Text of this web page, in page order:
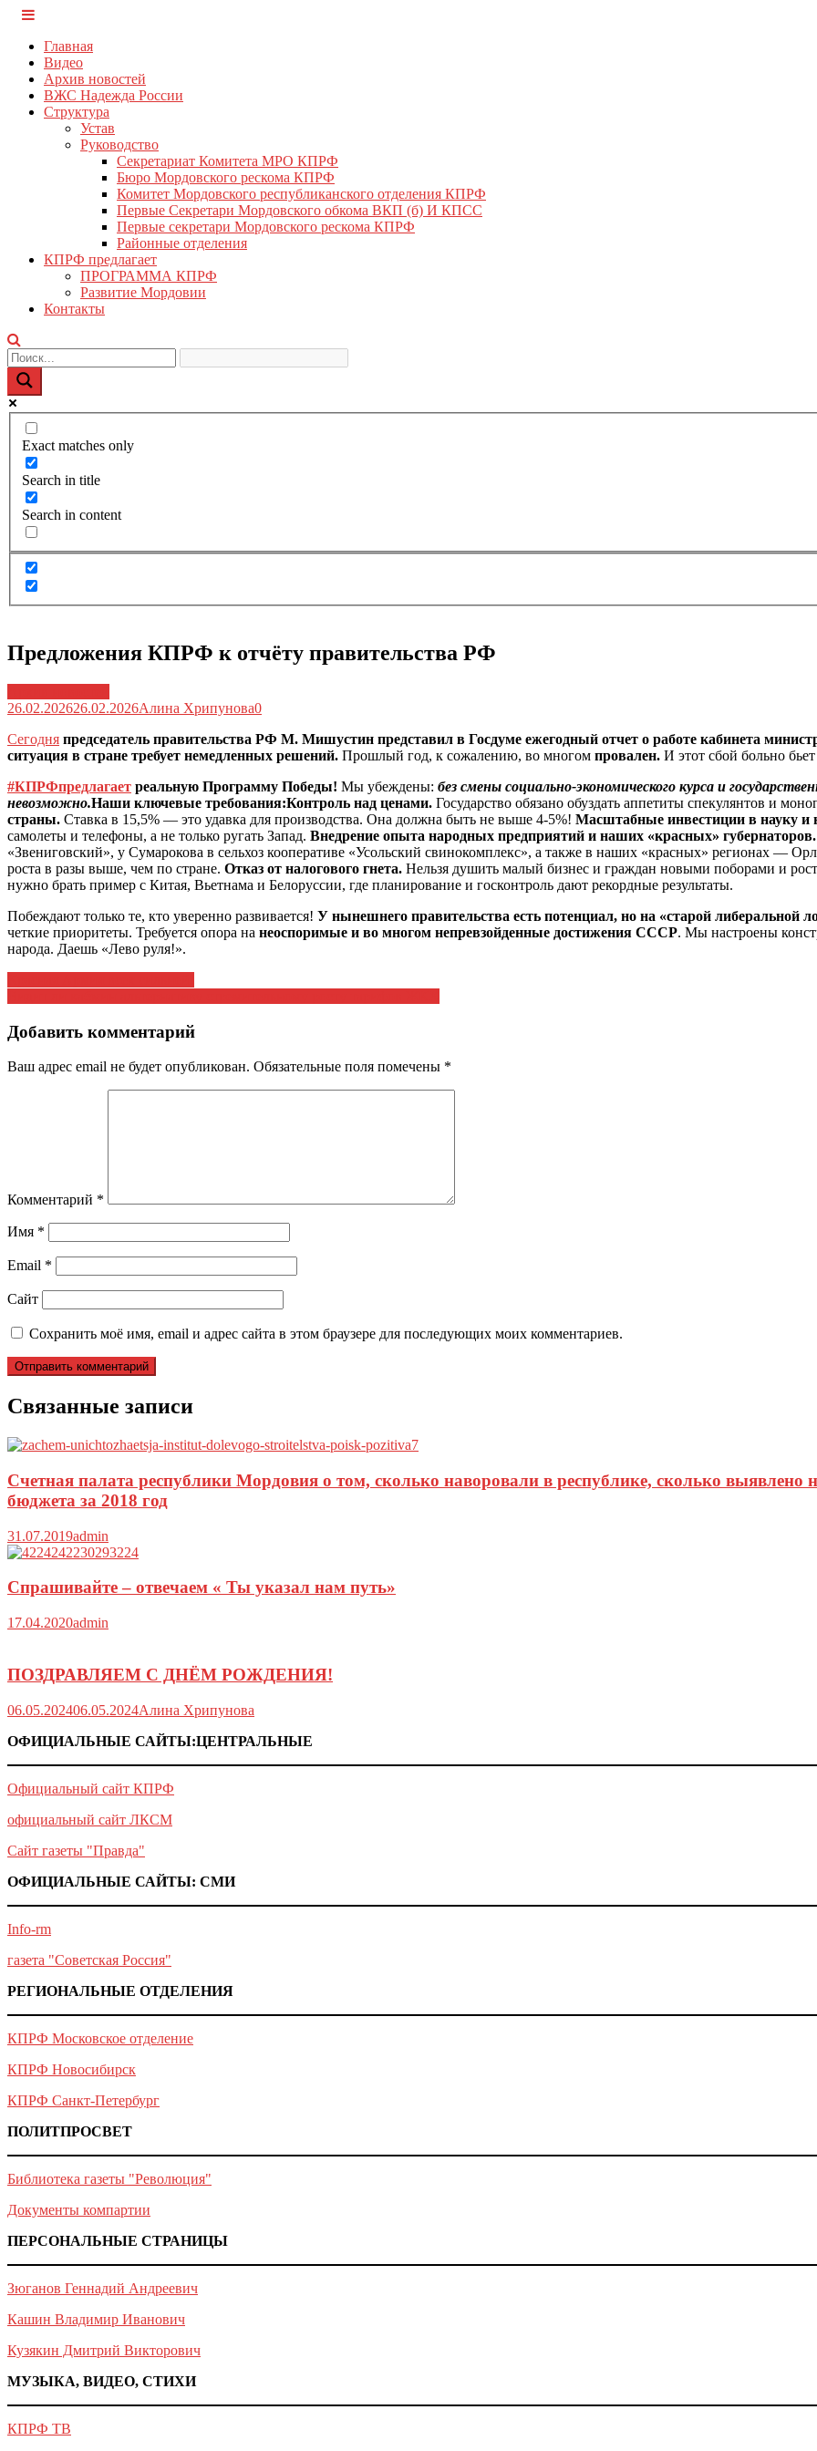
Перейти
содержимому
Главная
Видео
Архив новостей
ВЖС Надежда России
Структура
Устав
Руководство
Секретариат Комитета МРО КПРФ
Бюро Мордовского рескома КПРФ
Комитет Мордовского республиканского отделения КПРФ
Первые Секретари Мордовского обкома ВКП (б) И КПСС
Первые секретари Мордовского рескома КПРФ
Районные отделения
КПРФ предлагает
ПРОГРАММА КПРФ
Развитие Мордовии
Контакты
Exact matches only
Search in title
Search in content
Предложения КПРФ к отчёту правительства РФ
26.02.202626.02.2026Алина Хрипунова0
Сегодня председатель правительства РФ М. Мишустин представил в Госдуме ежегодный отчет о работе кабинета
ситуация в стране требует немедленных решений. Прошлый год, к сожалению, во многом провален. И этот сбой больно
#КПРФпредлагает реальную Программу Победы! Мы убеждены: без смены социально-экономического курса и
невозможно.Наши ключевые требования:Контроль над ценами. Государство обязано обуздать аппетиты спекулянтов и
страны. Ставка в 15,5% — это удавка для производства. Она должна быть не выше 4-5%! Масштабные инвестиции в науку и
самолеты и телефоны, а не только ругать Запад. Внедрение опыта народных предприятий и наших «красных» губернаторов.
«Звениговский», у Сумарокова в сельхоз кооперативе «Усольский свинокомплекс», а также в наших «красных» регионах —
роста в разы выше, чем по стране. Отказ от налогового гнета. Нельзя душить малый бизнес и граждан новыми поборами и
нужно брать пример с Китая, Вьетнама и Белоруссии, где планирование и госконтроль дают рекордные результаты.
Побеждают только те, кто уверенно развивается! У нынешнего правительства есть потенциал, но на «старой либеральной
четкие приоритеты. Требуется опора на неоспоримые и во многом непревзойденные достижения СССР. Мы настроены
народа. Даешь «Лево руля!».
Навигация
по
записям
Добавить комментарий
Ваш адрес email не будет опубликован. Обязательные поля помечены *
Комментарий *
Имя *
Email *
Сайт
Сохранить моё имя, email и адрес сайта в этом браузере для последующих моих комментариев.
Связанные записи
Счетная палата республики Мордовия о том, сколько наворовали в республике, сколько выявлено
бюджета за 2018 год
31.07.2019admin
Спрашивайте – отвечаем « Ты указал нам путь»
17.04.2020admin
ПОЗДРАВЛЯЕМ С ДНЁМ РОЖДЕНИЯ!
06.05.202406.05.2024Алина Хрипунова
ОФИЦИАЛЬНЫЕ САЙТЫ:ЦЕНТРАЛЬНЫЕ
Официальный сайт КПРФ
официальный сайт ЛКСМ
Сайт газеты "Правда"
ОФИЦИАЛЬНЫЕ САЙТЫ: СМИ
Info-rm
газета "Советская Россия"
РЕГИОНАЛЬНЫЕ ОТДЕЛЕНИЯ
КПРФ Московское отделение
КПРФ Новосибирск
КПРФ Санкт-Петербург
ПОЛИТПРОСВЕТ
Библиотека газеты "Революция"
Документы компартии
ПЕРСОНАЛЬНЫЕ СТРАНИЦЫ
Зюганов Геннадий Андреевич
Кашин Владимир Иванович
Кузякин Дмитрий Викторович
МУЗЫКА, ВИДЕО, СТИХИ
КПРФ ТВ